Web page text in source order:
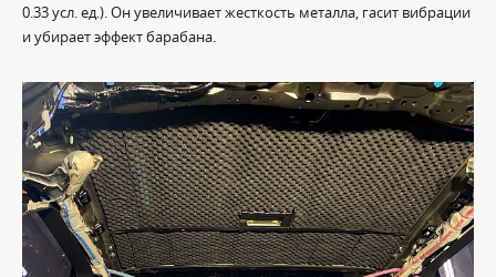
0.33 усл. ед.). Он увеличивает жесткость металла, гасит вибрации
и убирает эффект барабана.